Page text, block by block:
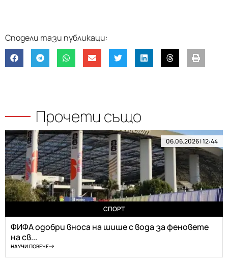
Прочети също
06.06.2026 | 12:44
СПОРТ
ФИФА одобри вноса на шише с вода за феновете
на св...
НАУЧИ ПОВЕЧЕ